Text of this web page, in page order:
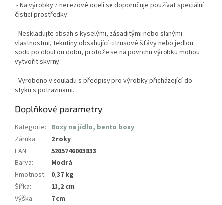
- Na výrobky z nerezové oceli se doporučuje používat speciální
čisticí prostředky.
- Neskladujte obsah s kyselými, zásaditými nebo slanými
vlastnostmi, tekutiny obsahující citrusové šťávy nebo jedlou
sodu po dlouhou dobu, protože se na povrchu výrobku mohou
vytvořit skvrny.
- Vyrobeno v souladu s předpisy pro výrobky přicházející do
styku s potravinami.
Doplňkové parametry
Kategorie: Boxy na jídlo, bento boxy
Záruka:
2 roky
EAN:
5205746003833
Barva:
Modrá
Hmotnost:
0,37 kg
Šířka:
13,2 cm
Výška:
7 cm